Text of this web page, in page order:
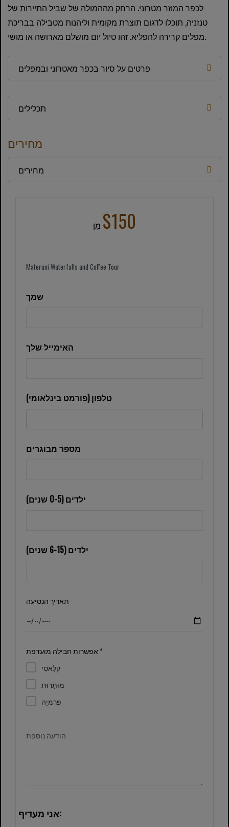
לכפר המוזר מטרוני. הרחק מההמולה של שביל התיירות של
טנזניה, תוכלו לדגום תוצרת מקומית וליהנות מטבילה בבריכת
מפלים קרירה להפליא. זהו טיול יום מושלם מארושה או מושי.
פרטים על סיור בכפר מאטרוני ובמפלים
תכלילים
מחירים
מחירים
מִן $150
שמך
האימייל שלך
טלפון (פורמט בינלאומי)
מספר מבוגרים
ילדים (0-5 שנים)
ילדים (6-15 שנים)
תאריך הנסיעה
אפשרות חבילה מועדפת *
קלַאסִי
מוּתָרוּת
פּרֶמיָה
הודעה נוספת
אני מעדיף: